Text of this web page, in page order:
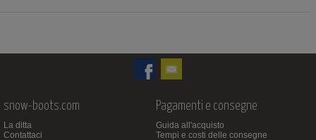
snow-boots.com
La ditta
Contattaci
Pagamenti e consegne
Guida all'acquisto
Tempi e costi delle consegne